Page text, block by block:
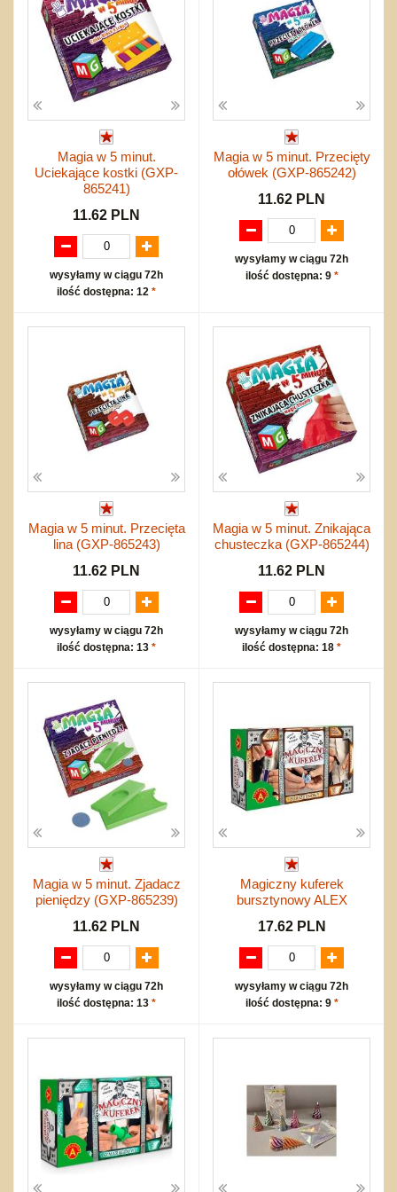
Magia w 5 minut.
Uciekające kostki (GXP-
865241)
11.62 PLN
wysyłamy w ciągu 72h
ilość dostępna: 12 *
Magia w 5 minut. Przecięty
ołówek (GXP-865242)
11.62 PLN
wysyłamy w ciągu 72h
ilość dostępna: 9 *
Magia w 5 minut. Przecięta
lina (GXP-865243)
11.62 PLN
wysyłamy w ciągu 72h
ilość dostępna: 13 *
Magia w 5 minut. Znikająca
chusteczka (GXP-865244)
11.62 PLN
wysyłamy w ciągu 72h
ilość dostępna: 18 *
Magia w 5 minut. Zjadacz
pieniędzy (GXP-865239)
11.62 PLN
wysyłamy w ciągu 72h
ilość dostępna: 13 *
Magiczny kuferek
bursztynowy ALEX
17.62 PLN
wysyłamy w ciągu 72h
ilość dostępna: 9 *